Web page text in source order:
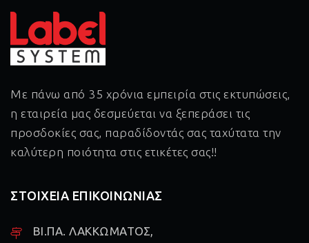
Με πάνω από 35 χρόνια εμπειρία στις εκτυπώσεις,
η εταιρεία μας δεσμεύεται να ξεπεράσει τις
προσδοκίες σας, παραδίδοντάς σας ταχύτατα την
καλύτερη ποιότητα στις ετικέτες σας!!
ΣΤΟΙΧΕΙΑ ΕΠΙΚΟΙΝΩΝΙΑΣ
ΒΙ.ΠΑ. ΛΑΚΚΩΜΑΤΟΣ,